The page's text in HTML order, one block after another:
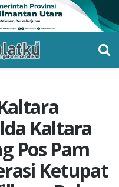
Kaltara
Pos Pam
Ketupat